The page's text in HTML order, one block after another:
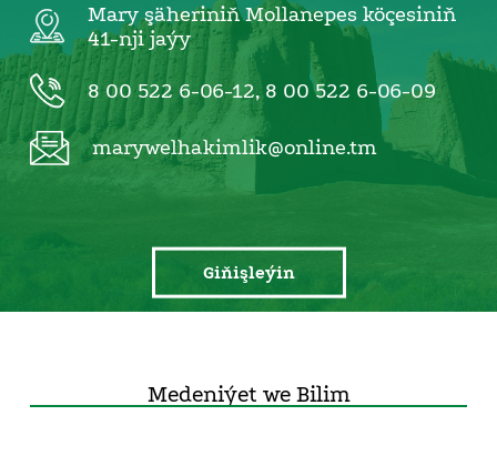
Mary şäheriniň Mollanepes köçesiniň
41-nji jaýy
8 00 522 6-06-12,8 00 522 6-06-09
marywelhakimlik@online.tm
Giňişleýin
Medeniýet we Bilim